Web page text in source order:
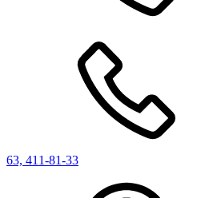
63, 411-81-33